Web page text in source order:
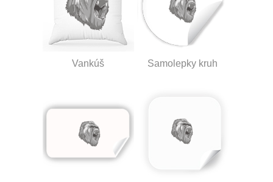
Vankúš Samolepky kruh